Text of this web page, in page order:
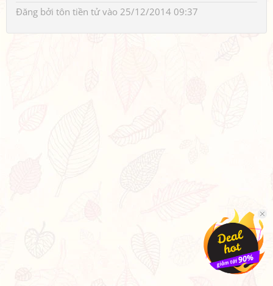
Đăng bởi tôn tiền tửvào 25/12/2014 09:37